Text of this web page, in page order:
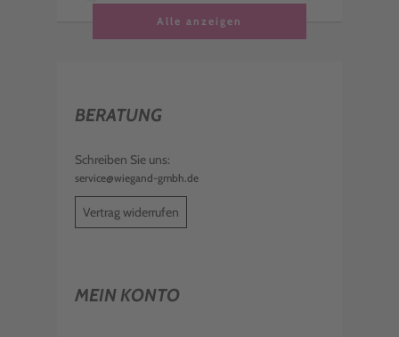
€ 353,99 inkl. MwSt. zzgl. Versand
EPSON TINTE C13T596200 CYAN
€ 195,99
EPSON TINTE C13T636400 YELLOW
T6364
€ 380,99
€ 380,99
Alle anzeigen
BERATUNG
Schreiben Sie uns:
service@wiegand-gmbh.de
Vertrag widerrufen
MEIN KONTO